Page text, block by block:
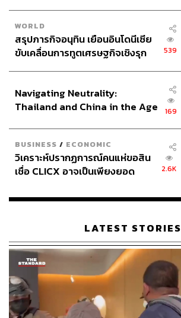
WORLD
สรุปภารกิจอนุทิน เยือนอินโดนีเซีย
ขับเคลื่อนการทูตเศรษฐกิจเชิงรุก
539
Navigating Neutrality:
Thailand and China in the Age
169
BUSINESS / ECONOMIC
วิเคราะห์ปรากฏการณ์คนแห่ขอสิน
เชื่อ CLICX อาจเป็นเพียงยอด
เรือนไทยที่ถูกซุกไว้
2.6K
LATEST STORIES